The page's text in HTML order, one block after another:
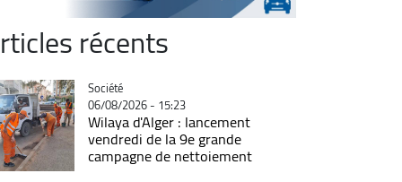
récents
Catégorie
Société
06/08/2026 - 15:23
Wilaya d'Alger : lancement
vendredi de la 9e grande
campagne de nettoiement